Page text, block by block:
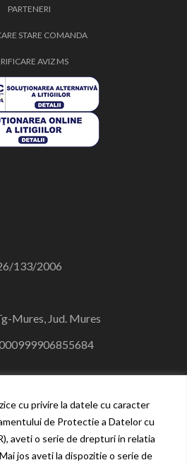
cu privire la datele cu caracter
de Protectie a Datelor cu
aveti o serie de drepturi in relatia
jos aveti la dispozitie o serie de
PARTENERI
STARE COMANDA
AVIZ MS
133/2006
Mures, Jud. Mures
84